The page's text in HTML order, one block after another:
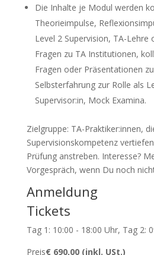
Die Inhalte je Modul werden
Theorieimpulse,
Level 2 Supervision, TA-Lehre
Fragen zu TA Institutionen,
Fragen oder Präsentationen
Selbsterfahrung zur Rolle als
Supervisor:in, Mock Examina.
Zielgruppe: TA-Praktiker:innen,
Supervisionskompetenz
Prüfung anstreben. Interesse?
Vorgespräch, wenn Du noch
Anmeldung
Tickets
Tag 1: 10:00 - 18:00 Uhr, Tag 2:
Preis€ 690,00 (inkl. USt.)